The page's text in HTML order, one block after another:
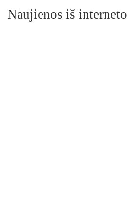
Naujienos iš